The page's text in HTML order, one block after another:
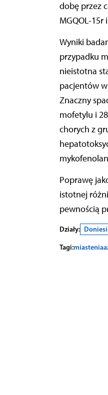
dobę przez
MGQOL-15r
Wyniki
przypadku
nieistotna
pacjentów
Znaczny
mofetylu i
chorych z
Poprawę
istotnej
pewnością
Działy:
Tagi:miastenia